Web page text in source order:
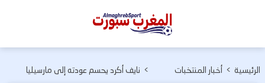
المغرب
الرئيسية > أخبار المنتخبات
> نايف أكرد يحسم عودته إلى مارسيليا